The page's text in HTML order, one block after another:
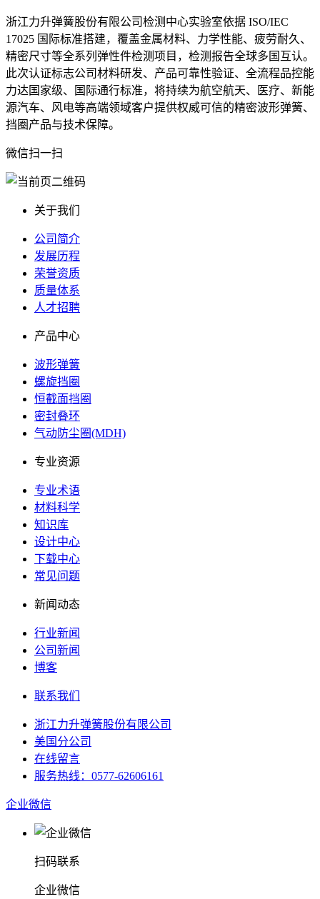
浙江力升弹簧股份有限公司检测中心实验室依据 ISO/IEC
17025 国际标准搭建，覆盖金属材料、力学性能、疲劳耐久、
精密尺寸等全系列弹性件检测项目，检测报告全球多国互认。
此次认证标志公司材料研发、产品可靠性验证、全流程品控能
力达国家级、国际通行标准，将持续为航空航天、医疗、新能
源汽车、风电等高端领域客户提供权威可信的精密波形弹簧、
挡圈产品与技术保障。
微信扫一扫
关于我们
公司简介
发展历程
荣誉资质
质量体系
人才招聘
产品中心
波形弹簧
螺旋挡圈
恒截面挡圈
密封叠环
气动防尘圈(MDH)
专业资源
专业术语
材料科学
知识库
设计中心
下载中心
常见问题
新闻动态
行业新闻
公司新闻
博客
联系我们
浙江力升弹簧股份有限公司
美国分公司
在线留言
服务热线：0577-62606161
企业微信
扫码联系
企业微信